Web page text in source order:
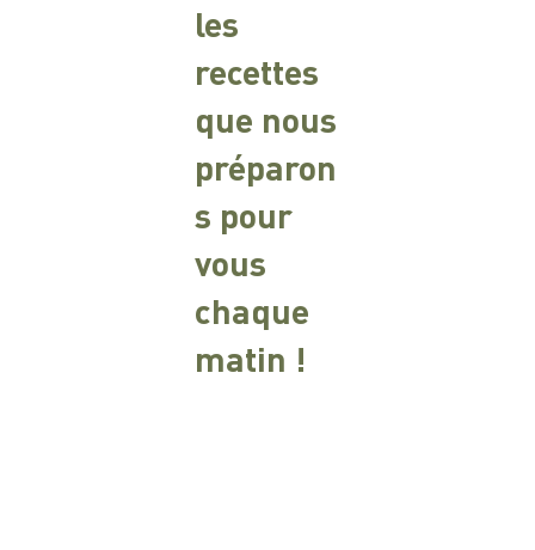
les
recettes
que nous
préparon
s pour
vous
chaque
matin !